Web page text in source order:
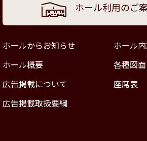
ホール利用のご
ホールからお知らせ
ホール
ホール概要
各種図面
広告掲載について
座席表
広告掲載取扱要綱